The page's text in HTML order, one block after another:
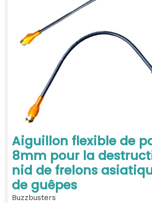
Aiguillon flexible de
8mm pour la
nid de frelons
de guêpes
Buzzbusters